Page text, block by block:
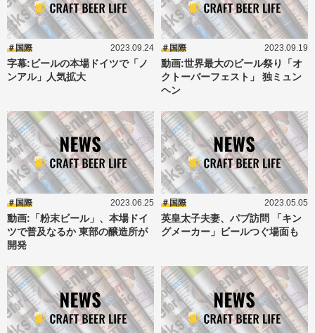
国際 2023.09.24
字幕:ビールの本場ドイツで「ノ
ンアル」人気拡大
国際 2023.09.19
動画:世界最大のビール祭り「オ
クトーバーフェスト」 独ミュン
ヘン
国際 2023.06.25
動画:「粉末ビール」、本場ドイ
ツで普及なるか 東部の醸造所が
開発
国際 2023.05.05
英皇太子夫妻、パブ訪問 「キン
グメーカー」ビールつぐ場面も